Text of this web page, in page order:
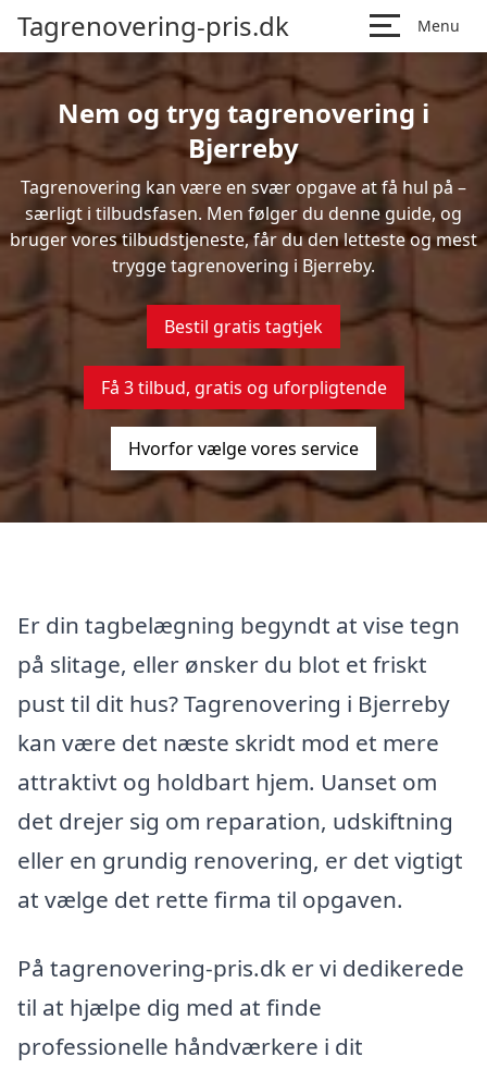
Tagrenovering-pris.dk Menu
Nem og tryg tagrenovering i
Bjerreby
Tagrenovering kan være en svær opgave at få hul på –
særligt i tilbudsfasen. Men følger du denne guide, og
bruger vores tilbudstjeneste, får du den letteste og mest
trygge tagrenovering i Bjerreby.
Bestil gratis tagtjek
Få 3 tilbud, gratis og uforpligtende
Hvorfor vælge vores service
Er din tagbelægning begyndt at vise tegn
på slitage, eller ønsker du blot et friskt
pust til dit hus? Tagrenovering i Bjerreby
kan være det næste skridt mod et mere
attraktivt og holdbart hjem. Uanset om
det drejer sig om reparation, udskiftning
eller en grundig renovering, er det vigtigt
at vælge det rette firma til opgaven.
På tagrenovering-pris.dk er vi dedikerede
til at hjælpe dig med at finde
professionelle håndværkere i dit